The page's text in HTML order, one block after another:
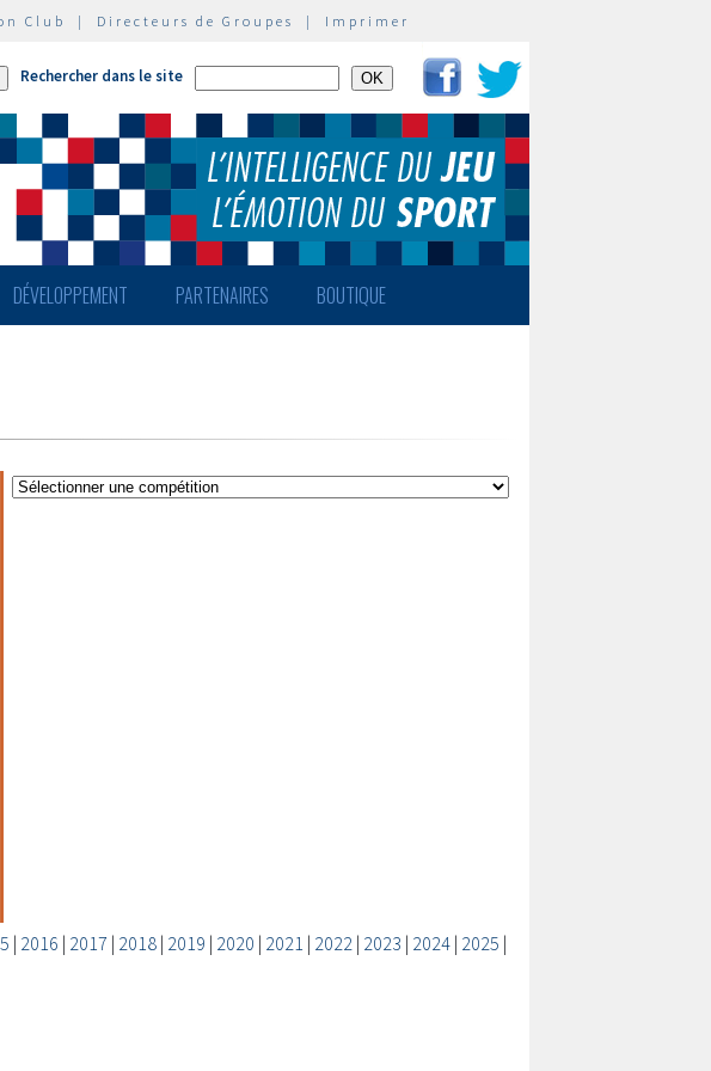
Club | Directeurs de Groupes | Imprimer
Rechercher dans le site
DÉVELOPPEMENT PARTENAIRES BOUTIQUE
| 2016 | 2017 | 2018| 2019 | 2020 | 2021 | 2022| 2023 | 2024| 2025 |